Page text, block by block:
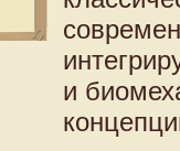
и